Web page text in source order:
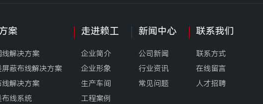
案
线解决方案
屏蔽布线解决方案
线解决方案
布线系统
走进赖工
企业简介
企业形象
生产车间
工程案例
新闻中心
公司新闻
行业资讯
常见问题
联系我们
联系方式
在线留言
人才招聘